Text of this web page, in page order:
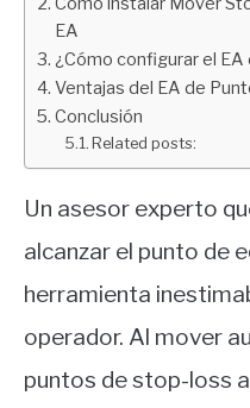
EA
¿Cómo configurar el
Ventajas del EA de
Conclusión
Related posts:
Un asesor experto
alcanzar el punto de
herramienta
operador. Al mover
puntos de stop-loss